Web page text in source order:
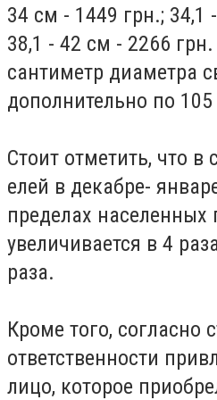
34 см - 1449 грн.; 34,1
38,1 - 42 см - 2266
сантиметр диаметра
дополнительно по 105
Стоит отметить, что в
елей в декабре-
пределах населенных
увеличивается в 4
раза.
Кроме того, согласно
ответственности
лицо, которое